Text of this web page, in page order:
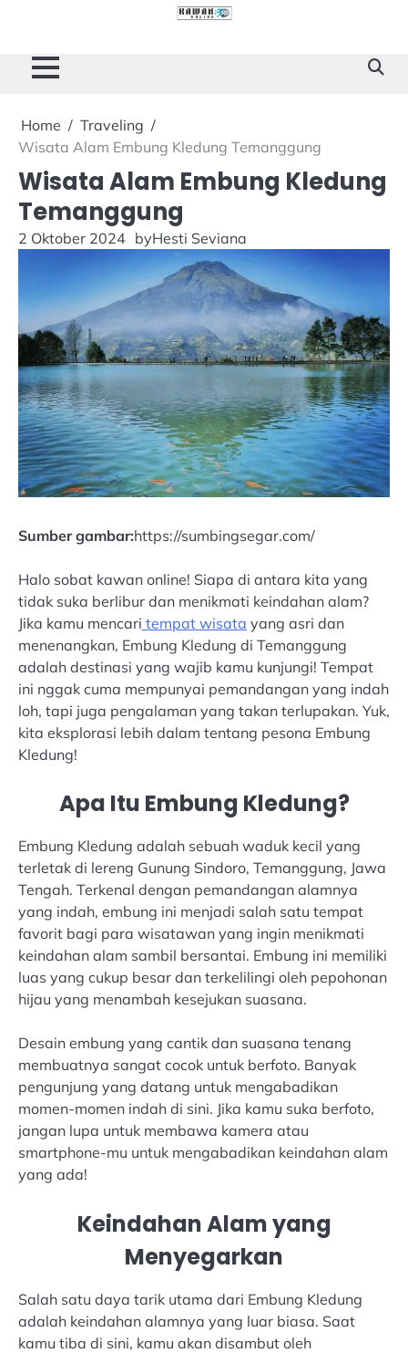
content
Home
Traveling
Wisata Alam Embung Kledung Temanggung
Wisata Alam Embung Kledung
Temanggung
2 Oktober 2024 byHesti Seviana
Sumber gambar:https://sumbingsegar.com/
Halo sobat kawan online! Siapa di antara kita yang
tidak suka berlibur dan menikmati keindahan alam?
Jika kamu mencari tempat wisata yang asri dan
menenangkan, Embung Kledung di Temanggung
adalah destinasi yang wajib kamu kunjungi! Tempat
ini nggak cuma mempunyai pemandangan yang indah
loh, tapi juga pengalaman yang takan terlupakan. Yuk,
kita eksplorasi lebih dalam tentang pesona Embung
Kledung!
Apa Itu Embung Kledung?
Embung Kledung adalah sebuah waduk kecil yang
terletak di lereng Gunung Sindoro, Temanggung, Jawa
Tengah. Terkenal dengan pemandangan alamnya
yang indah, embung ini menjadi salah satu tempat
favorit bagi para wisatawan yang ingin menikmati
keindahan alam sambil bersantai. Embung ini memiliki
luas yang cukup besar dan terkelilingi oleh pepohonan
hijau yang menambah kesejukan suasana.
Desain embung yang cantik dan suasana tenang
membuatnya sangat cocok untuk berfoto. Banyak
pengunjung yang datang untuk mengabadikan
momen-momen indah di sini. Jika kamu suka berfoto,
jangan lupa untuk membawa kamera atau
smartphone-mu untuk mengabadikan keindahan alam
yang ada!
Keindahan Alam yang
Menyegarkan
Salah satu daya tarik utama dari Embung Kledung
adalah keindahan alamnya yang luar biasa. Saat
kamu tiba di sini, kamu akan disambut oleh